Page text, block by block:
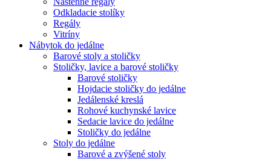
Odkladacie stolíky
Regály
Vitríny
Nábytok do jedálne
Barové stoly a stoličky
Stoličky, lavice a barové stoličky
Barové stoličky
Hojdacie stoličky do jedálne
Jedálenské kreslá
Rohové kuchynské lavice
Sedacie lavice do jedálne
Stoličky do jedálne
Stoly do jedálne
Barové a zvýšené stoly